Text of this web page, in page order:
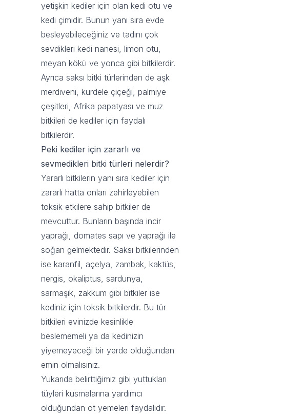
yetişkin kediler için olan kedi otu ve
kedi çimidir. Bunun yanı sıra evde
besleyebileceğiniz ve tadını çok
sevdikleri kedi nanesi, limon otu,
meyan kökü ve yonca gibi bitkilerdir.
Ayrıca saksı bitki türlerinden de aşk
merdiveni, kurdele çiçeği, palmiye
çeşitleri, Afrika papatyası ve muz
bitkileri de kediler için faydalı
bitkilerdir.
Peki kediler için zararlı ve
sevmedikleri bitki türleri nelerdir?
Yararlı bitkilerin yanı sıra kediler için
zararlı hatta onları zehirleyebilen
toksik etkilere sahip bitkiler de
mevcuttur. Bunların başında incir
yaprağı, domates sapı ve yaprağı ile
soğan gelmektedir. Saksı bitkilerinden
ise karanfil, açelya, zambak, kaktüs,
nergis, okaliptus, sardunya,
sarmaşık, zakkum gibi bitkiler ise
kediniz için toksik bitkilerdir. Bu tür
bitkileri evinizde kesinlikle
beslememeli ya da kedinizin
yiyemeyeceği bir yerde olduğundan
emin olmalısınız.
Yukarıda belirttiğimiz gibi yuttukları
tüyleri kusmalarına yardımcı
olduğundan ot yemeleri faydalıdır.